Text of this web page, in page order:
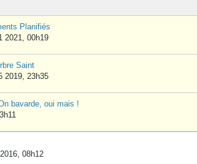
Planifiés
2021, 00h19
Saint
2019, 23h35
bavarde, oui mais !
08h12